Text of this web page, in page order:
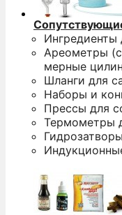
Ингредиенты
Ареометры
мерные
Шланги для
Наборы и
Прессы для
Термометры